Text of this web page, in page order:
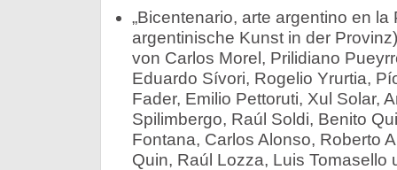
„Bicentenario, arte argentino en la
argentinische Kunst in der
von Carlos Morel, Prilidiano
Eduardo Sívori, Rogelio Yrurtia,
Fader, Emilio Pettoruti, Xul Solar,
Spilimbergo, Raúl Soldi, Benito
Fontana, Carlos Alonso, Roberto
Quin, Raúl Lozza, Luis Tomasello